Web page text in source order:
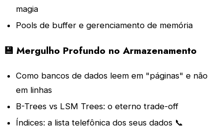
magia
Pools de buffer e gerenciamento de memória
💾 Mergulho Profundo no Armazenamento
Como bancos de dados leem em "páginas" e não
em linhas
B-Trees vs LSM Trees: o eterno trade-off
Índices: a lista telefônica dos seus dados 📞